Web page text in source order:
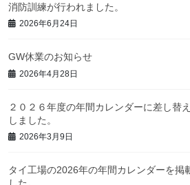
消防訓練が行われました。
2026年6月24日
GW休業のお知らせ
2026年4月28日
２０２６年度の年間カレンダーに差し替
しました。
2026年3月9日
タイ工場の2026年の年間カレンダーを掲